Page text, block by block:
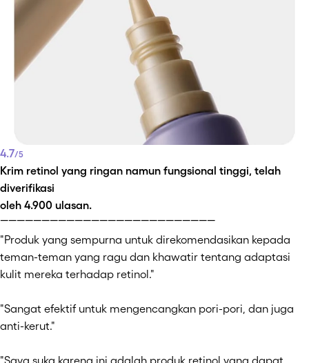
4.7/5
Krim retinol yang ringan namun fungsional tinggi, telah
diverifikasi
oleh 4.900 ulasan.
￣￣￣￣￣￣￣￣￣￣￣￣￣￣￣￣￣￣￣￣￣￣￣￣￣￣
"Produk yang sempurna untuk direkomendasikan kepada
teman-teman yang ragu dan khawatir tentang adaptasi
kulit mereka terhadap retinol."
"Sangat efektif untuk mengencangkan pori-pori, dan juga
anti-kerut."
"Saya suka karena ini adalah produk retinol yang dapat